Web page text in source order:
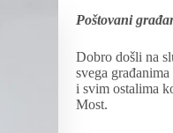
Poštovani
Dobro došli na
svega
i svim ostalima
Most.